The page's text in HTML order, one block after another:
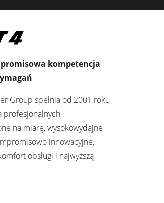
kompetencja
Group spełnia od 2001 roku
profesjonalnych
na miarę, wysokowydajne
innowacyjne,
obsługi i najwyższą